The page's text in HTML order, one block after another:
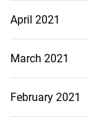
April 2021
March 2021
February 2021